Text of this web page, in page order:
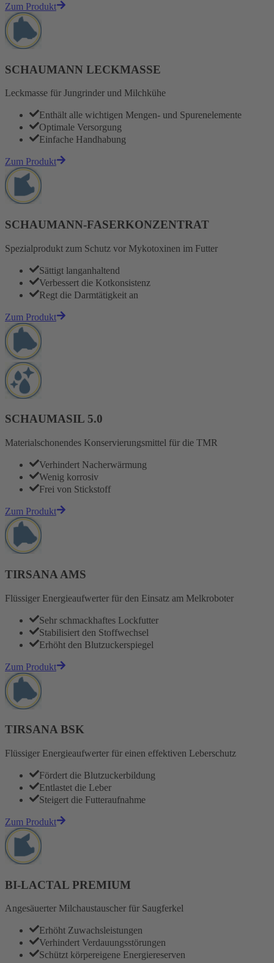
Zum Produkt
SCHAUMANN LECKMASSE
Leckmasse für Jungrinder und Milchkühe
Enthält alle wichtigen Mengen- und Spurenelemente
Optimale Versorgung
Einfache Handhabung
Zum Produkt
SCHAUMANN-FASERKONZENTRAT
Spezialprodukt zum Schutz vor Mykotoxinen im Futter
Sättigt langanhaltend
Verbessert die Kotkonsistenz
Regt die Darmtätigkeit an
Zum Produkt
SCHAUMASIL 5.0
Materialschonendes Konservierungsmittel für die TMR
Verhindert Nacherwärmung
Wenig korrosiv
Frei von Stickstoff
Zum Produkt
TIRSANA AMS
Flüssiger Energieaufwerter für den Einsatz am Melkroboter
Sehr schmackhaftes Lockfutter
Stabilisiert den Stoffwechsel
Erhöht den Blutzuckerspiegel
Zum Produkt
TIRSANA BSK
Flüssiger Energieaufwerter für einen effektiven Leberschutz
Fördert die Blutzuckerbildung
Entlastet die Leber
Steigert die Futteraufnahme
Zum Produkt
BI-LACTAL PREMIUM
Angesäuerter Milchaustauscher für Saugferkel
Erhöht Zuwachsleistungen
Verhindert Verdauungsstörungen
Schützt körpereigene Energiereserven